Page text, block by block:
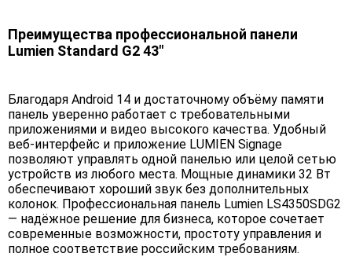
Преимущества профессиональной панели
Lumien Standard G2 43"
Благодаря Android 14 и достаточному объёму памяти
панель уверенно работает с требовательными
приложениями и видео высокого качества. Удобный
веб-интерфейс и приложение LUMIEN Signage
позволяют управлять одной панелью или целой сетью
устройств из любого места. Мощные динамики 32 Вт
обеспечивают хороший звук без дополнительных
колонок. Профессиональная панель Lumien LS4350SDG2
— надёжное решение для бизнеса, которое сочетает
современные возможности, простоту управления и
полное соответствие российским требованиям.